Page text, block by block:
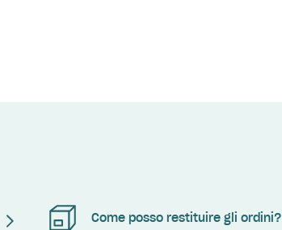
Come posso restituire gli ordini?